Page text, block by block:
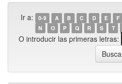
Ir a: 0-9 A B C D E F
N
O P Q R S T
O introducir las primeras letras: